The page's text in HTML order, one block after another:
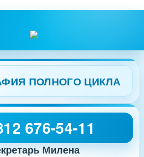
ПОЛНОГО ЦИКЛА
676-54-11
Милена